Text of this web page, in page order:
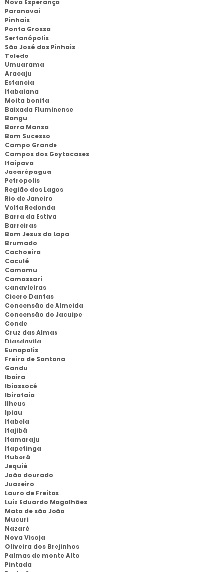
Nova Esperança
Paranavaí
Pinhais
Ponta Grossa
Sertanópolis
São José dos Pinhais
Toledo
Umuarama
Aracaju
Estancia
Itabaiana
Moita bonita
Baixada Fluminense
Bangu
Barra Mansa
Bom Sucesso
Campo Grande
Campos dos Goytacases
Itaipava
Jacarépagua
Petropolis
Região dos Lagos
Rio de Janeiro
Volta Redonda
Barra da Estiva
Barreiras
Bom Jesus da Lapa
Brumado
Cachoeira
Caculé
Camamu
Camassari
Canavieiras
Cicero Dantas
Concensão de Almeida
Concensão do Jacuipe
Conde
Cruz das Almas
Diasdavila
Eunapolis
Freira de Santana
Gandu
Ibaira
Ibiassocê
Ibirataia
Ilheus
Ipiau
Itabela
Itajibá
Itamaraju
Itapetinga
Ituberá
Jequié
João dourado
Juazeiro
Lauro de Freitas
Luiz Eduardo Magalhães
Mata de são João
Mucuri
Nazaré
Nova Visoja
Oliveira dos Brejinhos
Palmas de monte Alto
Pintada